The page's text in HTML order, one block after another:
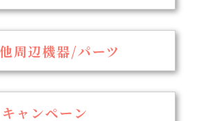
周辺機器/パーツ
キャンペーン